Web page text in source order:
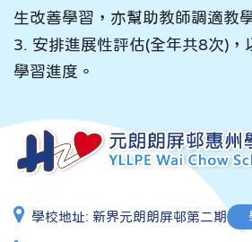
生改善學習，亦幫助教師調適教
3. 安排進展性評估(全年共8次)，
學習進度。
學校地址: 新界元朗朗屏邨第二期